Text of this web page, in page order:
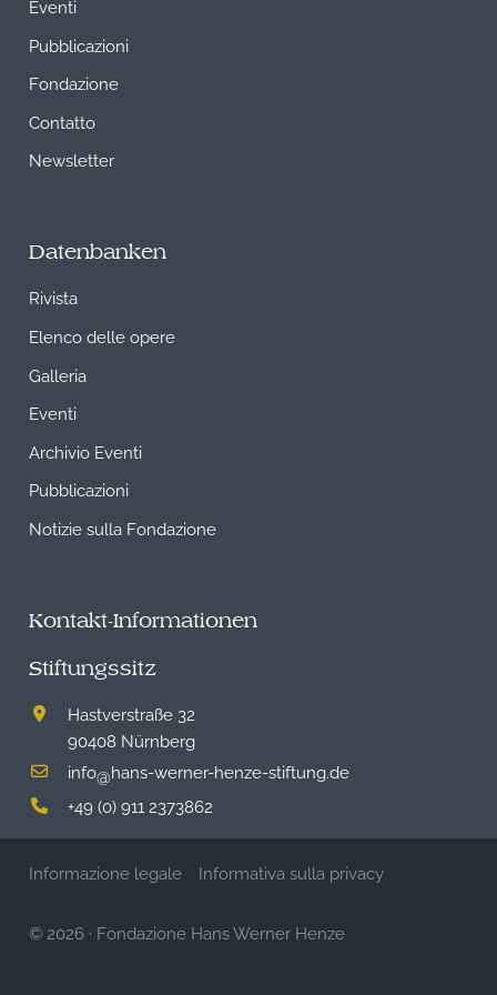
Eventi
Pubblicazioni
Fondazione
Contatto
Newsletter
Datenbanken
Rivista
Elenco delle opere
Galleria
Eventi
Archivio Eventi
Pubblicazioni
Notizie sulla Fondazione
Kontakt-Informationen
Stiftungssitz
Hastverstraße 32
90408 Nürnberg
info@hans-werner-henze-stiftung.de
+49 (0) 911 2373862
Informazione legale Informativa sulla privacy
© 2026 · Fondazione Hans Werner Henze